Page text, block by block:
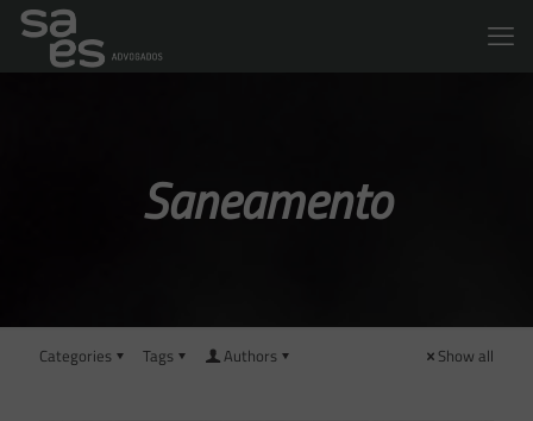
Saneamento
Categories Tags Authors Show all